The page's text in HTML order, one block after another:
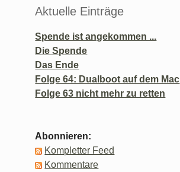
Aktuelle Einträge
Spende ist angekommen ...
Die Spende
Das Ende
Folge 64: Dualboot auf dem Mac
Folge 63 nicht mehr zu retten
Abonnieren:
Kompletter Feed
Kommentare